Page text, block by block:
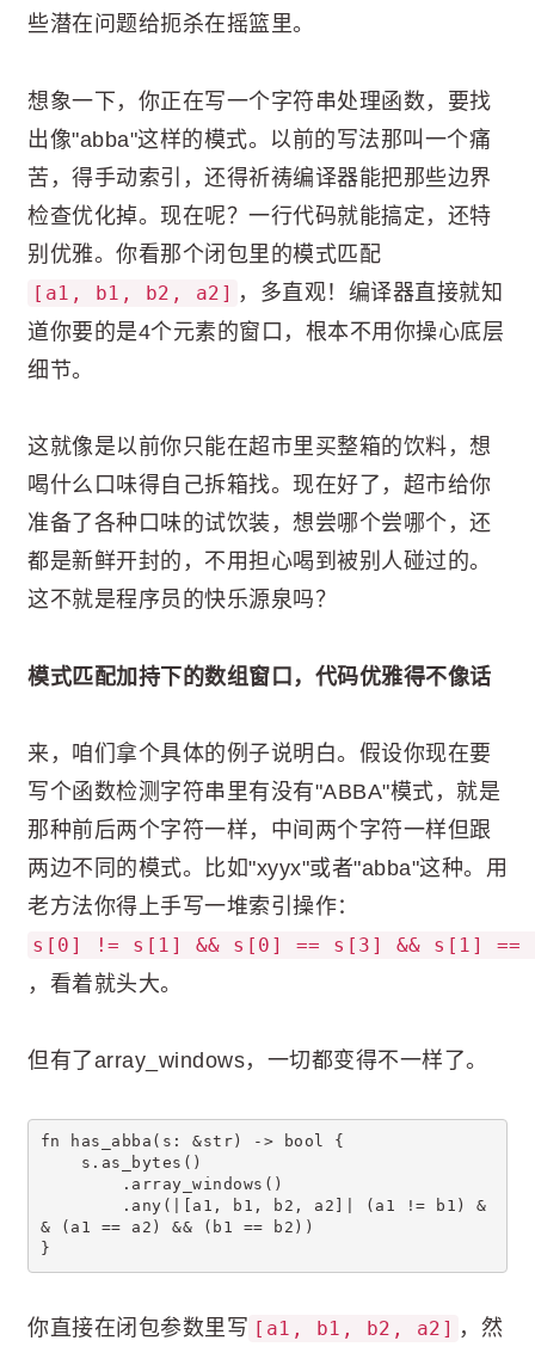
些潜在问题给扼杀在摇篮里。
想象一下，你正在写一个字符串处理函数，要找
出像"abba"这样的模式。以前的写法那叫一个痛
苦，得手动索引，还得祈祷编译器能把那些边界
检查优化掉。现在呢？一行代码就能搞定，还特
别优雅。你看那个闭包里的模式匹配
[a1, b1, b2, a2] ，多直观！编译器直接就知
道你要的是4个元素的窗口，根本不用你操心底层
细节。
这就像是以前你只能在超市里买整箱的饮料，想
喝什么口味得自己拆箱找。现在好了，超市给你
准备了各种口味的试饮装，想尝哪个尝哪个，还
都是新鲜开封的，不用担心喝到被别人碰过的。
这不就是程序员的快乐源泉吗？
模式匹配加持下的数组窗口，代码优雅得不像话
来，咱们拿个具体的例子说明白。假设你现在要
写个函数检测字符串里有没有"ABBA"模式，就是
那种前后两个字符一样，中间两个字符一样但跟
两边不同的模式。比如"xyyx"或者"abba"这种。用
老方法你得上手写一堆索引操作：
s[0] != s[1] && s[0] == s[3] && s[1] ==
，看着就头大。
但有了array_windows，一切都变得不一样了。
fn has_abba(s: &str) -> bool {
s.as_bytes()
.array_windows()
.any(|[a1, b1, b2, a2]| (a1 != b1) &
& (a1 == a2) && (b1 == b2))
}
你直接在闭包参数里写 [a1, b1, b2, a2] ，然